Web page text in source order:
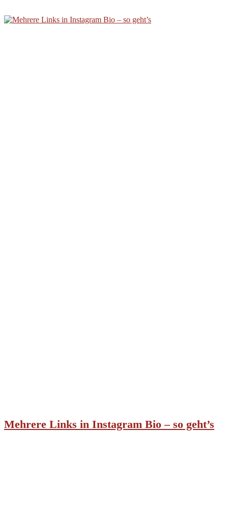
Mehrere Links in Instagram Bio – so geht’s